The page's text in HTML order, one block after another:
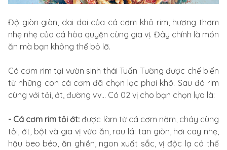
Độ giòn giòn, dai dai của cá cơm khô rim, hương thơm
nhẹ nhẹ của cá hòa quyện cùng gia vị. Đây chính là món
ăn mà bạn không thể bỏ lỡ.
Cá cơm rim tại vườn sinh thái Tuấn Tường được chế biến
từ những con cá cơm đã chọn lọc phơi khô. Sau đó rim
cùng với tỏi, ớt, đường vv... Có 02 vị cho bạn chọn lựa là:
- Cá cơm rim tỏi ớt:được làm từ cá cơm nờm, cháy cùng
tỏi, ớt, bột và gia vị vừa ăn, rau lá: tan giòn, hơi cay nhẹ,
hậu beo béo, ăn ghiền, ngon xuất sắc, vị độc lạ có thể